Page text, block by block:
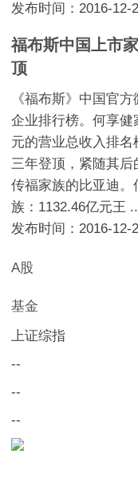
发布时间：2016-12-
福布斯中国上市
顶
《福布斯》中国官
企业排行榜。何享健
元的营业总收入排
三年登顶，紧随其
传福家族的比亚迪。
族：1132.46亿元王
发布时间：2016-12-
A股
基金
上证综指
--
--
--